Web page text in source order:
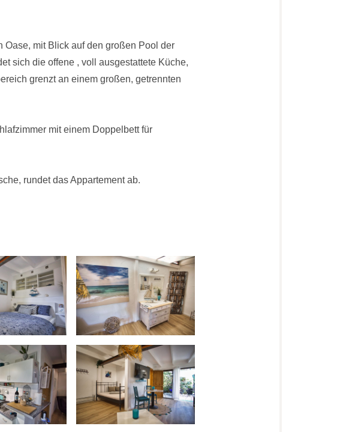
Oase, mit Blick auf den großen Pool der
sich die offene , voll ausgestattete Küche,
grenzt an einem großen, getrennten
mit einem Doppelbett für
rundet das Appartement ab.